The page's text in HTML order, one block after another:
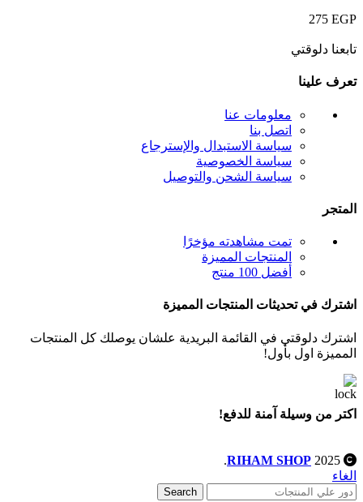
275 EGP
تابعنا دلوقتي
تعرف علينا
معلومات عنا
اتصل بنا
سياسة الاستبدال والإسترجاع
سياسة الخصوصية
سياسة الشحن والتوصيل
المتجر
تمت مشاهدته مؤخرًا
المنتجات المميزة
أفضل 100 منتج
اشترك في تحديثات المنتجات المميزة
اشترك دلوقتي في القائمة البريدية علشان يوصلك كل المنتجات
المميزة اول بأول!
اكتر من وسيلة آمنة للدفع!
RIHAM SHOP
.
الغاء
Search